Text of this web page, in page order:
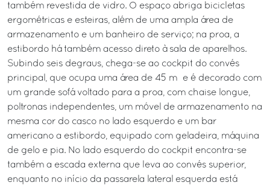
também revestida de vidro. O espaço abriga bicicletas
ergométricas e esteiras, além de uma ampla área de
armazenamento e um banheiro de serviço; na proa, a
estibordo há também acesso direto à sala de aparelhos.
Subindo seis degraus, chega-se ao cockpit do convés
principal, que ocupa uma área de 45 m² e é decorado com
um grande sofá voltado para a proa, com chaise longue,
poltronas independentes, um móvel de armazenamento na
mesma cor do casco no lado esquerdo e um bar
americano a estibordo, equipado com geladeira, máquina
de gelo e pia. No lado esquerdo do cockpit encontra-se
também a escada externa que leva ao convés superior,
enquanto no início da passarela lateral esquerda está